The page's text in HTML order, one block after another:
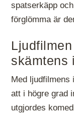
spatserkäpp
förglömma är
skämtens
Med ljudfilmens
att i högre grad
utgjordes